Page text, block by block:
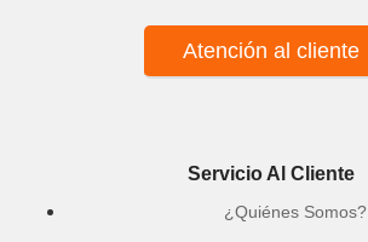
Atención al cliente
Servicio Al Cliente
¿Quiénes Somos?